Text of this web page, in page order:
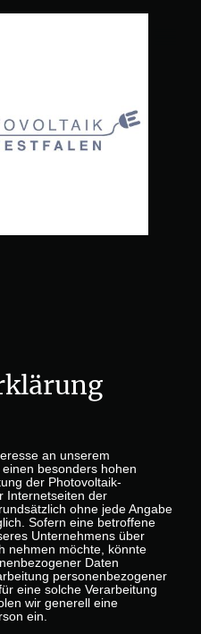
an unserem
besonders hohen
der Photovoltaik-
Internetseiten der
ohne jede Angabe
Sofern eine betroffene
Unternehmens über
nehmen möchte, könnte
Daten
personenbezogener
eine solche Verarbeitung
wir generell eine
ein.